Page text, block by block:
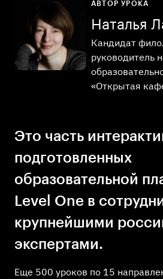
Это часть
подготовленных
образовательной
Level One в
крупнейшими
экспертами.
Еще 500 уроков по 15
АВТОР УРОКА
Наталья
Кандидат
руководитель
«Открытая